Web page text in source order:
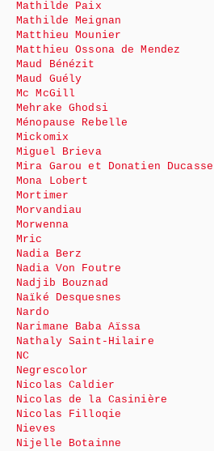
Mathilde Paix
Mathilde Meignan
Matthieu Mounier
Matthieu Ossona de Mendez
Maud Bénézit
Maud Guély
Mc McGill
Mehrake Ghodsi
Ménopause Rebelle
Mickomix
Miguel Brieva
Mira Garou et Donatien Ducasse
Mona Lobert
Mortimer
Morvandiau
Morwenna
Mric
Nadia Berz
Nadia Von Foutre
Nadjib Bouznad
Naïké Desquesnes
Nardo
Narimane Baba Aïssa
Nathaly Saint-Hilaire
NC
Negrescolor
Nicolas Caldier
Nicolas de la Casinière
Nicolas Filloqie
Nieves
Nijelle Botainne